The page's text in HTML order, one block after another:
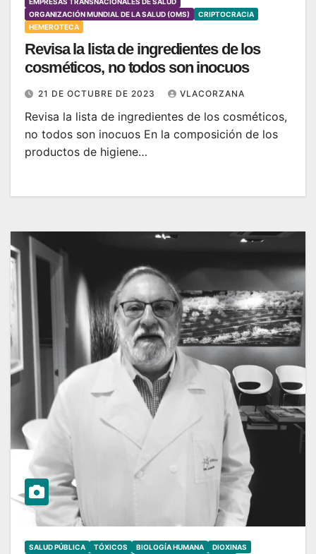
ORGANIZACIÓN MUNDIAL DE LA SALUD (OMS)
CRIPTOCRACIA
HEMEROTECA
Revisa la lista de ingredientes de los
cosméticos, no todos son inocuos
21 DE OCTUBRE DE 2023 VLACORZANA
Revisa la lista de ingredientes de los cosméticos,
no todos son inocuos En la composición de los
productos de higiene…
SALUD PÚBLICA TÓXICOS BIOLOGÍA HUMANA
DIOXINAS